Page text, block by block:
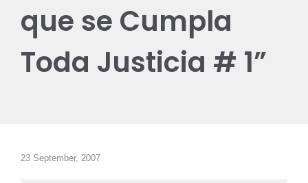
que se Cumpla
Toda Justicia # 1”
23 September, 2007